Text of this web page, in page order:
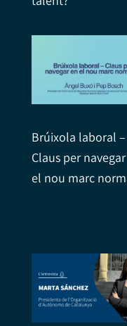
Brúixola laboral –
Claus per
el nou marc